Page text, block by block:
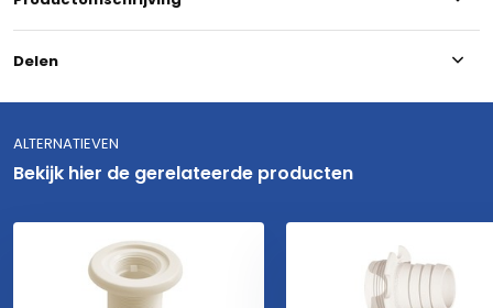
Delen
ALTERNATIEVEN
Bekijk hier de gerelateerde producten